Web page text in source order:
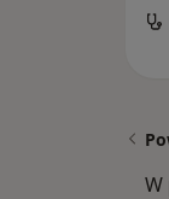
W